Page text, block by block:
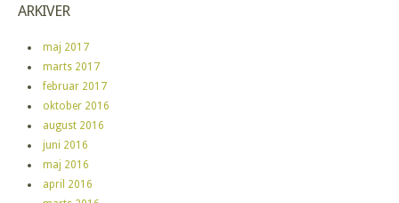
ARKIVER
maj 2017
marts 2017
februar 2017
oktober 2016
august 2016
juni 2016
maj 2016
april 2016